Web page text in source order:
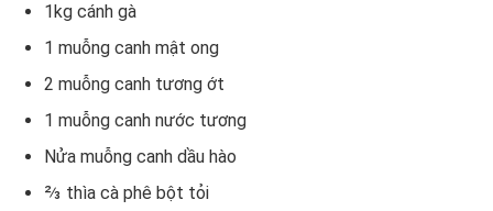
1kg cánh gà
1 muỗng canh mật ong
2 muỗng canh tương ớt
1 muỗng canh nước tương
Nửa muỗng canh dầu hào
⅔ thìa cà phê bột tỏi